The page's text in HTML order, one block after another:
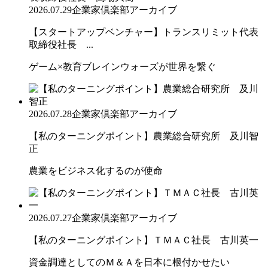
2026.07.29企業家倶楽部アーカイブ
【スタートアップベンチャー】トランスリミット代表
取締役社長 ...
ゲーム×教育ブレインウォーズが世界を繋ぐ
2026.07.28企業家倶楽部アーカイブ
【私のターニングポイント】農業総合研究所 及川智
正
農業をビジネス化するのが使命
2026.07.27企業家倶楽部アーカイブ
【私のターニングポイント】ＴＭＡＣ社長 古川英一
資金調達としてのＭ＆Ａを日本に根付かせたい